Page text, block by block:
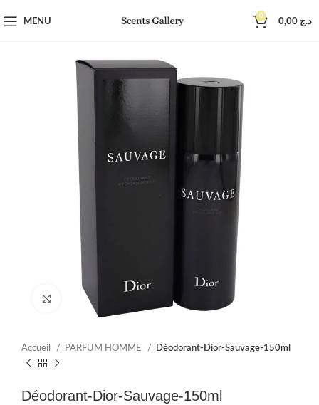
MENU
0
د.ج
Click to enlarge
Accueil PARFUM HOMME Déodorant-Dior-Sauvage-150ml
Déodorant-Dior-Sauvage-150ml